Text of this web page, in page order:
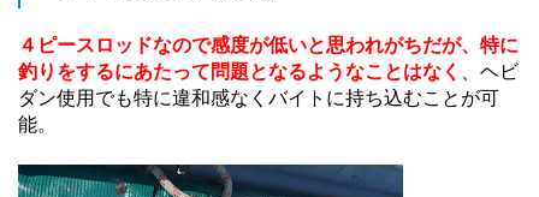
４ピースロッドなので感度が低いと思われがちだが、特に
釣りをするにあたって問題となるようなことはなく
、ヘビ
ダン使用でも特に違和感なくバイトに持ち込むことが可
能。